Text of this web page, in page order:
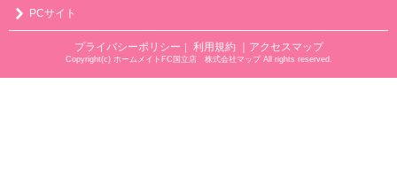
PCサイト
プライバシーポリシー ｜ 利用規約 ｜アクセスマップ
Copyright(c) ホームメイトFC国立店 株式会社マップ All rights reserved.